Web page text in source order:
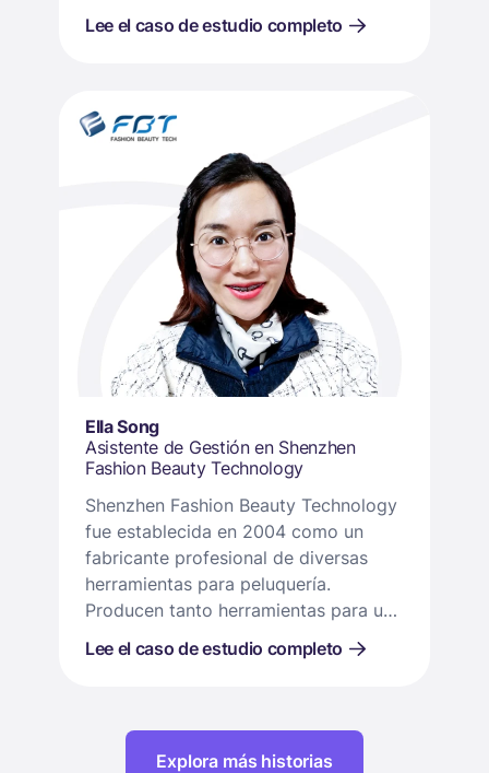
Lee el caso de estudio completo
Ella Song
Asistente de Gestión en Shenzhen
Fashion Beauty Technology
Shenzhen Fashion Beauty Technology
fue establecida en 2004 como un
fabricante profesional de diversas
herramientas para peluquería.
Producen tanto herramientas para uso
peines calentadores, y equipos de
Lee el caso de estudio completo
Explora más historias